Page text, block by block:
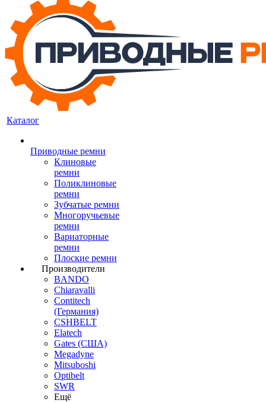
Каталог
Приводные ремни
Клиновые
ремни
Поликлиновые
ремни
Зубчатые ремни
Многоручьевые
ремни
Вариаторные
ремни
Плоские ремни
Производители
BANDO
Chiaravalli
Contitech
(Германия)
CSHBELT
Elatech
Gates (США)
Megadyne
Mitsuboshi
Optibelt
SWR
Ещё